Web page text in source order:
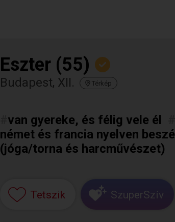
Eszter (55)
Budapest, XII. Térkép
van gyereke, és félig vele él
német és francia nyelven beszél
(jóga/torna és harcművészet)
Tetszik SzuperSzív